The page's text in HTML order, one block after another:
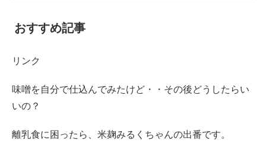
おすすめ記事
リンク
味噌を自分で仕込んでみたけど・・その後どうしたらい
いの？
離乳食に困ったら、米麹みるくちゃんの出番です。